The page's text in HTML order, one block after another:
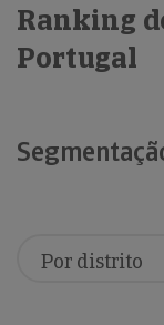
Ranking
Portugal